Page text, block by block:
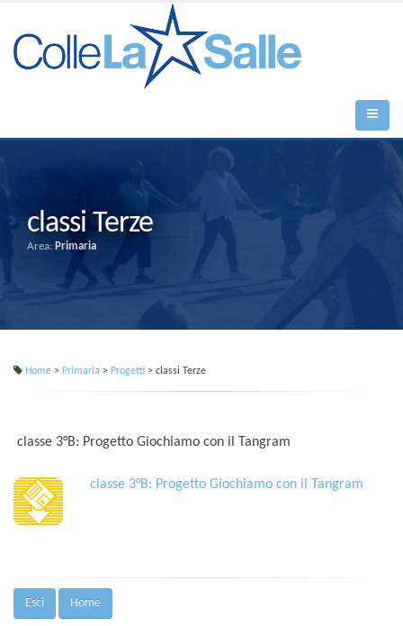
classi Terze
Area: Primaria
Home > Primaria > Progetti > classi Terze
classe 3°B: Progetto Giochiamo con il Tangram
classe 3°B: Progetto Giochiamo con il Tangram
Esci Home